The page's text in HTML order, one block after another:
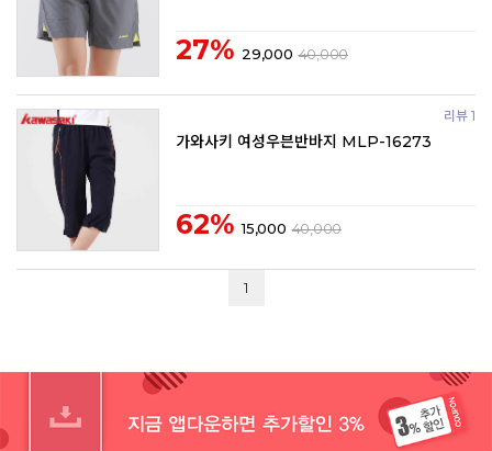
27% 29,000 40,000
리뷰 1
가와사키 여성우븐반바지 MLP-16273
62% 15,000 40,000
1